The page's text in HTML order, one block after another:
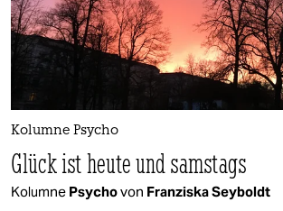
Kolumne Psycho
Glück ist heute und samstags
Kolumne Psychovon Franziska Seyboldt